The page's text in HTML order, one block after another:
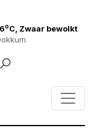
oC, Zwaar bewolkt